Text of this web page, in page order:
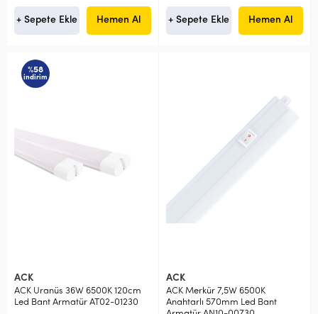
+ Sepete Ekle Hemen Al + Sepete Ekle Hemen Al
%58
indirim
ACK
ACK Uranüs 36W 6500K 120cm
Led Bant Armatür AT02-01230
ACK
ACK Merkür 7,5W 6500K
Anahtarlı 570mm Led Bant